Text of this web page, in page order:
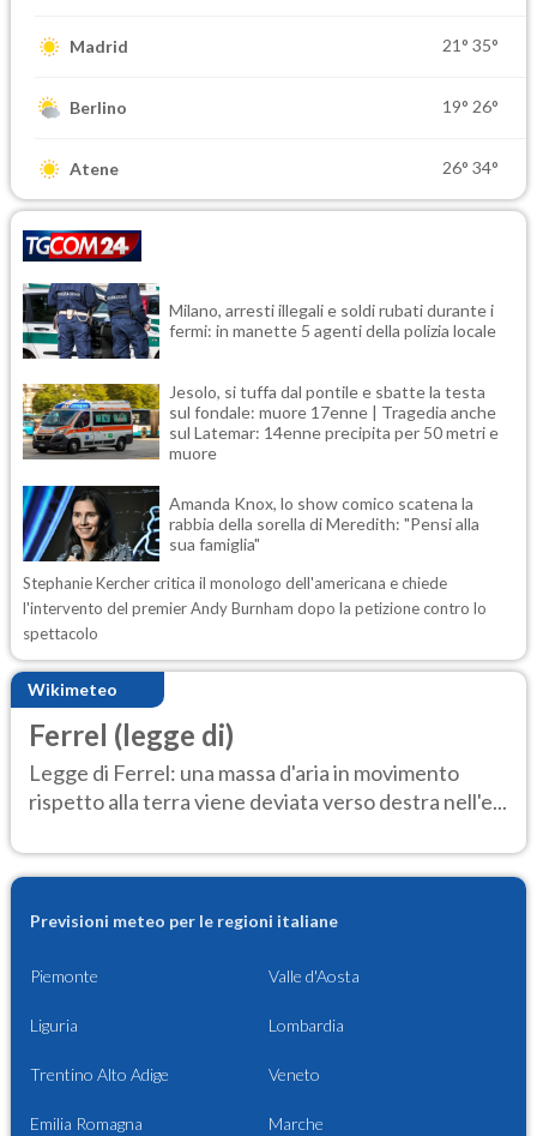
Madrid 21° 35°
Berlino 19° 26°
Atene 26° 34°
Milano, arresti illegali e soldi rubati durante i
fermi: in manette 5 agenti della polizia locale
Jesolo, si tuffa dal pontile e sbatte la testa
sul fondale: muore 17enne | Tragedia anche
sul Latemar: 14enne precipita per 50 metri e
muore
Amanda Knox, lo show comico scatena la
rabbia della sorella di Meredith: "Pensi alla
sua famiglia"
Stephanie Kercher critica il monologo dell'americana e chiede
l'intervento del premier Andy Burnham dopo la petizione contro lo
spettacolo
Wikimeteo
Ferrel (legge di)
Legge di Ferrel: una massa d'aria in movimento
rispetto alla terra viene deviata verso destra nell'e...
Previsioni meteo per le regioni italiane
Piemonte Valle d'Aosta
Liguria Lombardia
Trentino Alto Adige Veneto
Emilia Romagna Marche